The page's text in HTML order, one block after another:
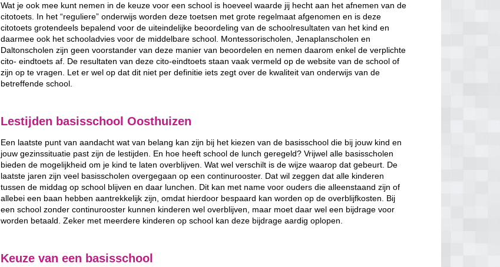
Wat je ook mee kunt nemen in de keuze voor een school is hoeveel waarde jij hecht aan het afnemen van de
citotoets. In het “reguliere” onderwijs worden deze toetsen met grote regelmaat afgenomen en is deze
citotoets grotendeels bepalend voor de uiteindelijke beoordeling van de schoolresultaten van het kind en
daarmee ook het schooladvies voor de middelbare school. Montessorischolen, Jenaplanscholen en
Daltonscholen zijn geen voorstander van deze manier van beoordelen en nemen daarom enkel de verplichte
cito- eindtoets af. De resultaten van deze cito-eindtoets staan vaak vermeld op de website van de school of
zijn op te vragen. Let er wel op dat dit niet per definitie iets zegt over de kwaliteit van onderwijs van de
betreffende school.
Lestijden basisschool Oosthuizen
Een laatste punt van aandacht wat van belang kan zijn bij het kiezen van de basisschool die bij jouw kind en
jouw gezinssituatie past zijn de lestijden. En hoe heeft school de lunch geregeld? Vrijwel alle basisscholen
bieden de mogelijkheid om je kind te laten overblijven. Wat wel verschilt is de wijze waarop dat gebeurt. De
laatste jaren zijn veel basisscholen overgegaan op een continurooster. Dat wil zeggen dat alle kinderen
tussen de middag op school blijven en daar lunchen. Dit kan met name voor ouders die alleenstaand zijn of
allebei een baan hebben aantrekkelijk zijn, omdat hierdoor bespaard kan worden op de overblijfkosten. Bij
een school zonder continurooster kunnen kinderen wel overblijven, maar moet daar wel een bijdrage voor
worden betaald. Zeker met meerdere kinderen op school kan deze bijdrage aardig oplopen.
Keuze van een basisschool